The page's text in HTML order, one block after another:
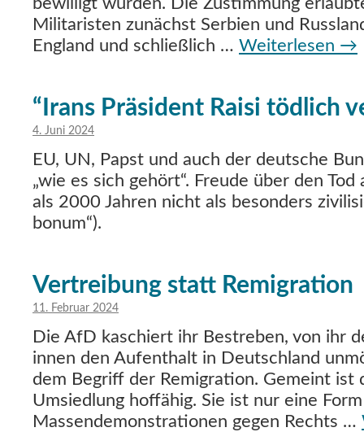
Militaristen zunächst Serbien und
England und schließlich … Weiterlesen →
“Irans Präsident Raisi tödlich
4. Juni 2024
EU, UN, Papst und auch der deutsche
„wie es sich gehört“. Freude über den
als 2000 Jahren nicht als besonders
bonum“).
Vertreibung statt Remigration
11. Februar 2024
Die AfD kaschiert ihr Bestreben, von ihr
innen den Aufenthalt in Deutschland
dem Begriff der Remigration. Gemeint ist
Umsiedlung hoffähig. Sie ist nur eine
Massendemonstrationen gegen Rechts …